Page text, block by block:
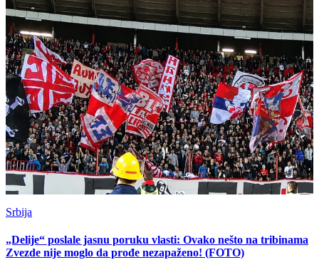
Srbija
„Delije“ poslale jasnu poruku vlasti: Ovako nešto na tribinama
Zvezde nije moglo da prođe nezapaženo! (FOTO)